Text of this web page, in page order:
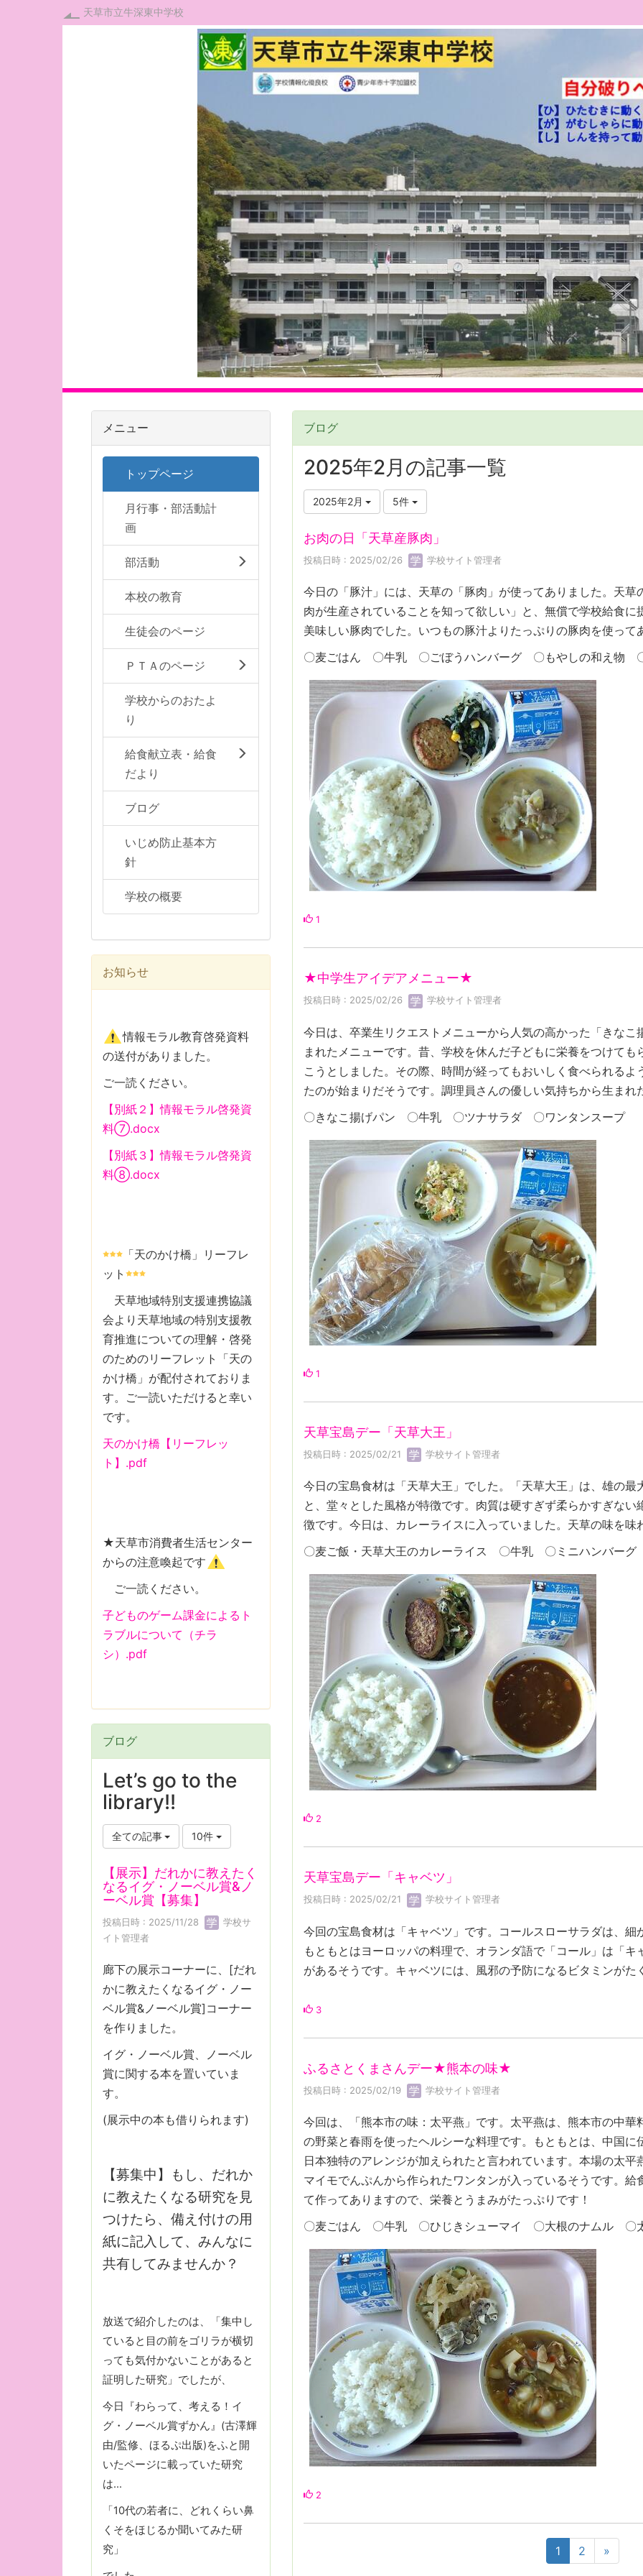
天草市立牛深東中学校
ブログ
2025年2月の記事一覧
2025年2月 5件
お肉の日「天草産豚肉」
投稿日時 : 2025/02/26 学校サイト管理者
今日の「豚汁」には、天草の「豚肉」が使ってありました。天
肉が生産されていることを知って欲しい」と、無償で学校給食
美味しい豚肉でした。いつもの豚汁よりたっぷりの豚肉を使っ
〇麦ごはん 〇牛乳 〇ごぼうハンバーグ 〇もやしの和え物
1
★中学生アイデアメニュー★
投稿日時 : 2025/02/26 学校サイト管理者
今日は、卒業生リクエストメニューから人気の高かった「きな
まれたメニューです。昔、学校を休んだ子どもに栄養をつけて
こうとしました。その際、時間が経ってもおいしく食べられる
たのが始まりだそうです。調理員さんの優しい気持ちから生まれ
〇きなこ揚げパン 〇牛乳 〇ツナサラダ 〇ワンタンスープ
1
天草宝島デー「天草大王」
投稿日時 : 2025/02/21 学校サイト管理者
今日の宝島食材は「天草大王」でした。「天草大王」は、雄の
と、堂々とした風格が特徴です。肉質は硬すぎず柔らかすぎな
徴です。今日は、カレーライスに入っていました。天草の味を味
〇麦ご飯・天草大王のカレーライス 〇牛乳 〇ミニハンバー
2
天草宝島デー「キャベツ」
投稿日時 : 2025/02/21 学校サイト管理者
今回の宝島食材は「キャベツ」です。コールスローサラダは、
もともとはヨーロッパの料理で、オランダ語で「コール」は「
があるそうです。キャベツには、風邪の予防になるビタミンがた
3
ふるさとくまさんデー★熊本の味★
投稿日時 : 2025/02/19 学校サイト管理者
今回は、「熊本市の味：太平燕」です。太平燕は、熊本市の中
の野菜と春雨を使ったヘルシーな料理です。もともとは、中国
日本独特のアレンジが加えられたと言われています。本場の太
マイモでんぷんから作られたワンタンが入っているそうです。
て作ってありますので、栄養とうまみがたっぷりです！
〇麦ごはん 〇牛乳 〇ひじきシューマイ 〇大根のナムル 〇
2
1 2 »
メニュー
トップページ
月行事・部活動計
画
部活動
本校の教育
生徒会のページ
ＰＴＡのページ
学校からのおたよ
り
給食献立表・給食
だより
ブログ
いじめ防止基本方
針
学校の概要
お知らせ
情報モラル教育啓発資料
の送付がありました。
ご一読ください。
【別紙２】情報モラル啓発資
料⑦.docx
【別紙３】情報モラル啓発資
料⑧.docx
「天のかけ橋」リーフレ
ット
天草地域特別支援連携協議
会より天草地域の特別支援教
育推進についての理解・啓発
のためのリーフレット「天の
かけ橋」が配付されておりま
す。ご一読いただけると幸い
です。
天のかけ橋【リーフレッ
ト】.pdf
★天草市消費者生活センター
からの注意喚起です
ご一読ください。
子どものゲーム課金によるト
ラブルについて（チラ
シ）.pdf
ブログ
Let’s go to the
library!!
全ての記事 10件
【展示】だれかに教えたく
なるイグ・ノーベル賞&ノ
ーベル賞【募集】
投稿日時 : 2025/11/28
学校サ
イト管理者
廊下の展示コーナーに、[だれ
かに教えたくなるイグ・ノー
ベル賞&ノーベル賞]コーナー
を作りました。
イグ・ノーベル賞、ノーベル
賞に関する本を置いていま
す。
(展示中の本も借りられます)
【募集中】もし、だれか
に教えたくなる研究を見
つけたら、備え付けの用
紙に記入して、みんなに
共有してみませんか？
放送で紹介したのは、「集中し
ていると目の前をゴリラが横切
っても気付かないことがあると
証明した研究」でしたが、
今日『わらって、考える！イ
グ・ノーベル賞ずかん』(古澤輝
由/監修、ほるぷ出版)をふと開
いたページに載っていた研究
は…
「10代の若者に、どれくらい鼻
くそをほじるか聞いてみた研
究」